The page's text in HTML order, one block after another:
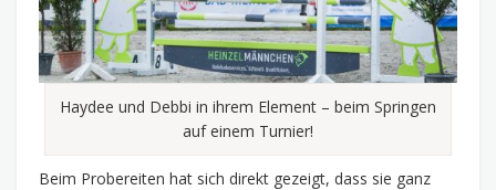
Haydee und Debbi in ihrem Element – beim Springen
auf einem Turnier!
Beim Probereiten hat sich direkt gezeigt, dass sie ganz